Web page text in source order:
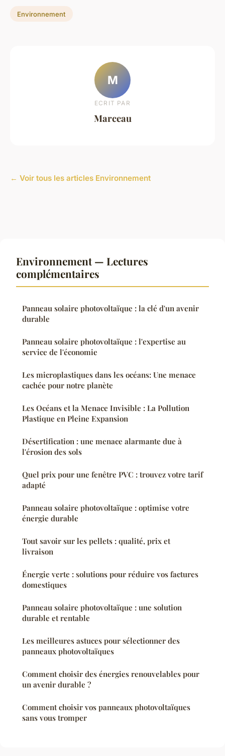
Environnement
M
ECRIT PAR
Marceau
← Voir tous les articles Environnement
Environnement — Lectures
complémentaires
Panneau solaire photovoltaïque : la clé d'un avenir
durable
Panneau solaire photovoltaïque : l'expertise au
service de l'économie
Les microplastiques dans les océans: Une menace
cachée pour notre planète
Les Océans et la Menace Invisible : La Pollution
Plastique en Pleine Expansion
Désertification : une menace alarmante due à
l'érosion des sols
Quel prix pour une fenêtre PVC : trouvez votre tarif
adapté
Panneau solaire photovoltaïque : optimise votre
énergie durable
Tout savoir sur les pellets : qualité, prix et
livraison
Énergie verte : solutions pour réduire vos factures
domestiques
Panneau solaire photovoltaïque : une solution
durable et rentable
Les meilleures astuces pour sélectionner des
panneaux photovoltaïques
Comment choisir des énergies renouvelables pour
un avenir durable ?
Comment choisir vos panneaux photovoltaïques
sans vous tromper